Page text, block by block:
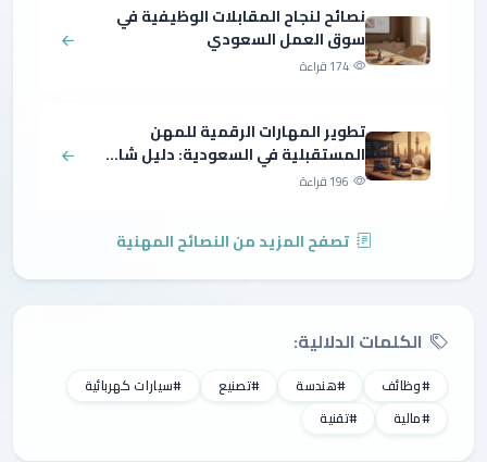
نصائح لنجاح المقابلات الوظيفية في
سوق العمل السعودي
174 قراءة
تطوير المهارات الرقمية للمهن
المستقبلية في السعودية: دليل شا...
196 قراءة
تصفح المزيد من النصائح المهنية
الكلمات الدلالية:
#وظائف #هندسة #تصنيع
#سيارات كهربائية
#مالية
#تقنية